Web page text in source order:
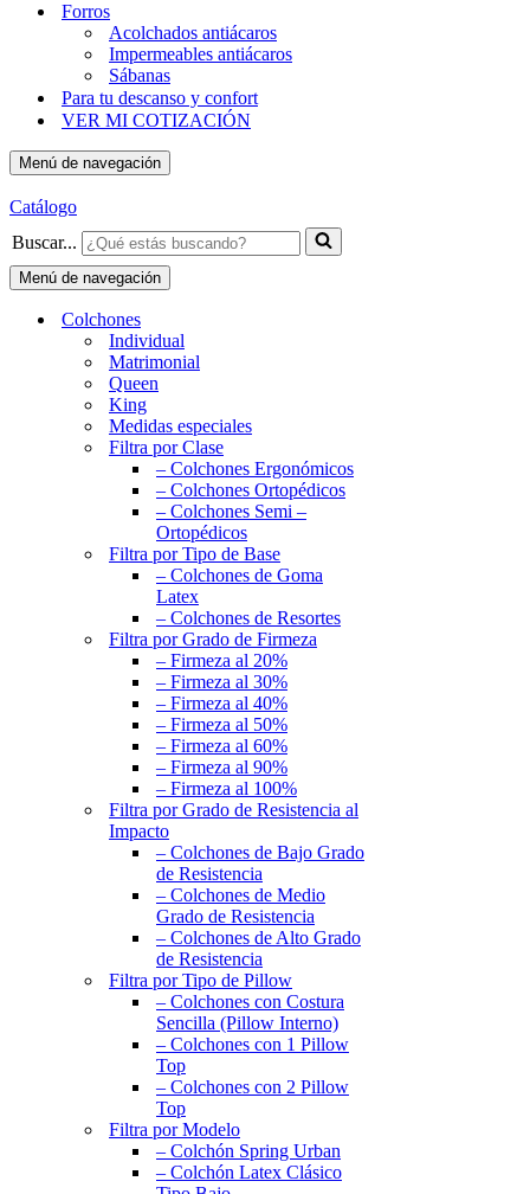
Forros
Acolchados antiácaros
Impermeables antiácaros
Sábanas
Para tu descanso y confort
VER MI COTIZACIÓN
Menú de navegación
Catálogo
Buscar...
Menú de navegación
Colchones
Individual
Matrimonial
Queen
King
Medidas especiales
Filtra por Clase
– Colchones Ergonómicos
– Colchones Ortopédicos
– Colchones Semi –
Ortopédicos
Filtra por Tipo de Base
– Colchones de Goma
Latex
– Colchones de Resortes
Filtra por Grado de Firmeza
– Firmeza al 20%
– Firmeza al 30%
– Firmeza al 40%
– Firmeza al 50%
– Firmeza al 60%
– Firmeza al 90%
– Firmeza al 100%
Filtra por Grado de Resistencia al
Impacto
– Colchones de Bajo Grado
de Resistencia
– Colchones de Medio
Grado de Resistencia
– Colchones de Alto Grado
de Resistencia
Filtra por Tipo de Pillow
– Colchones con Costura
Sencilla (Pillow Interno)
– Colchones con 1 Pillow
Top
– Colchones con 2 Pillow
Top
Filtra por Modelo
– Colchón Spring Urban
– Colchón Latex Clásico